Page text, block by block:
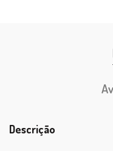
Descrição